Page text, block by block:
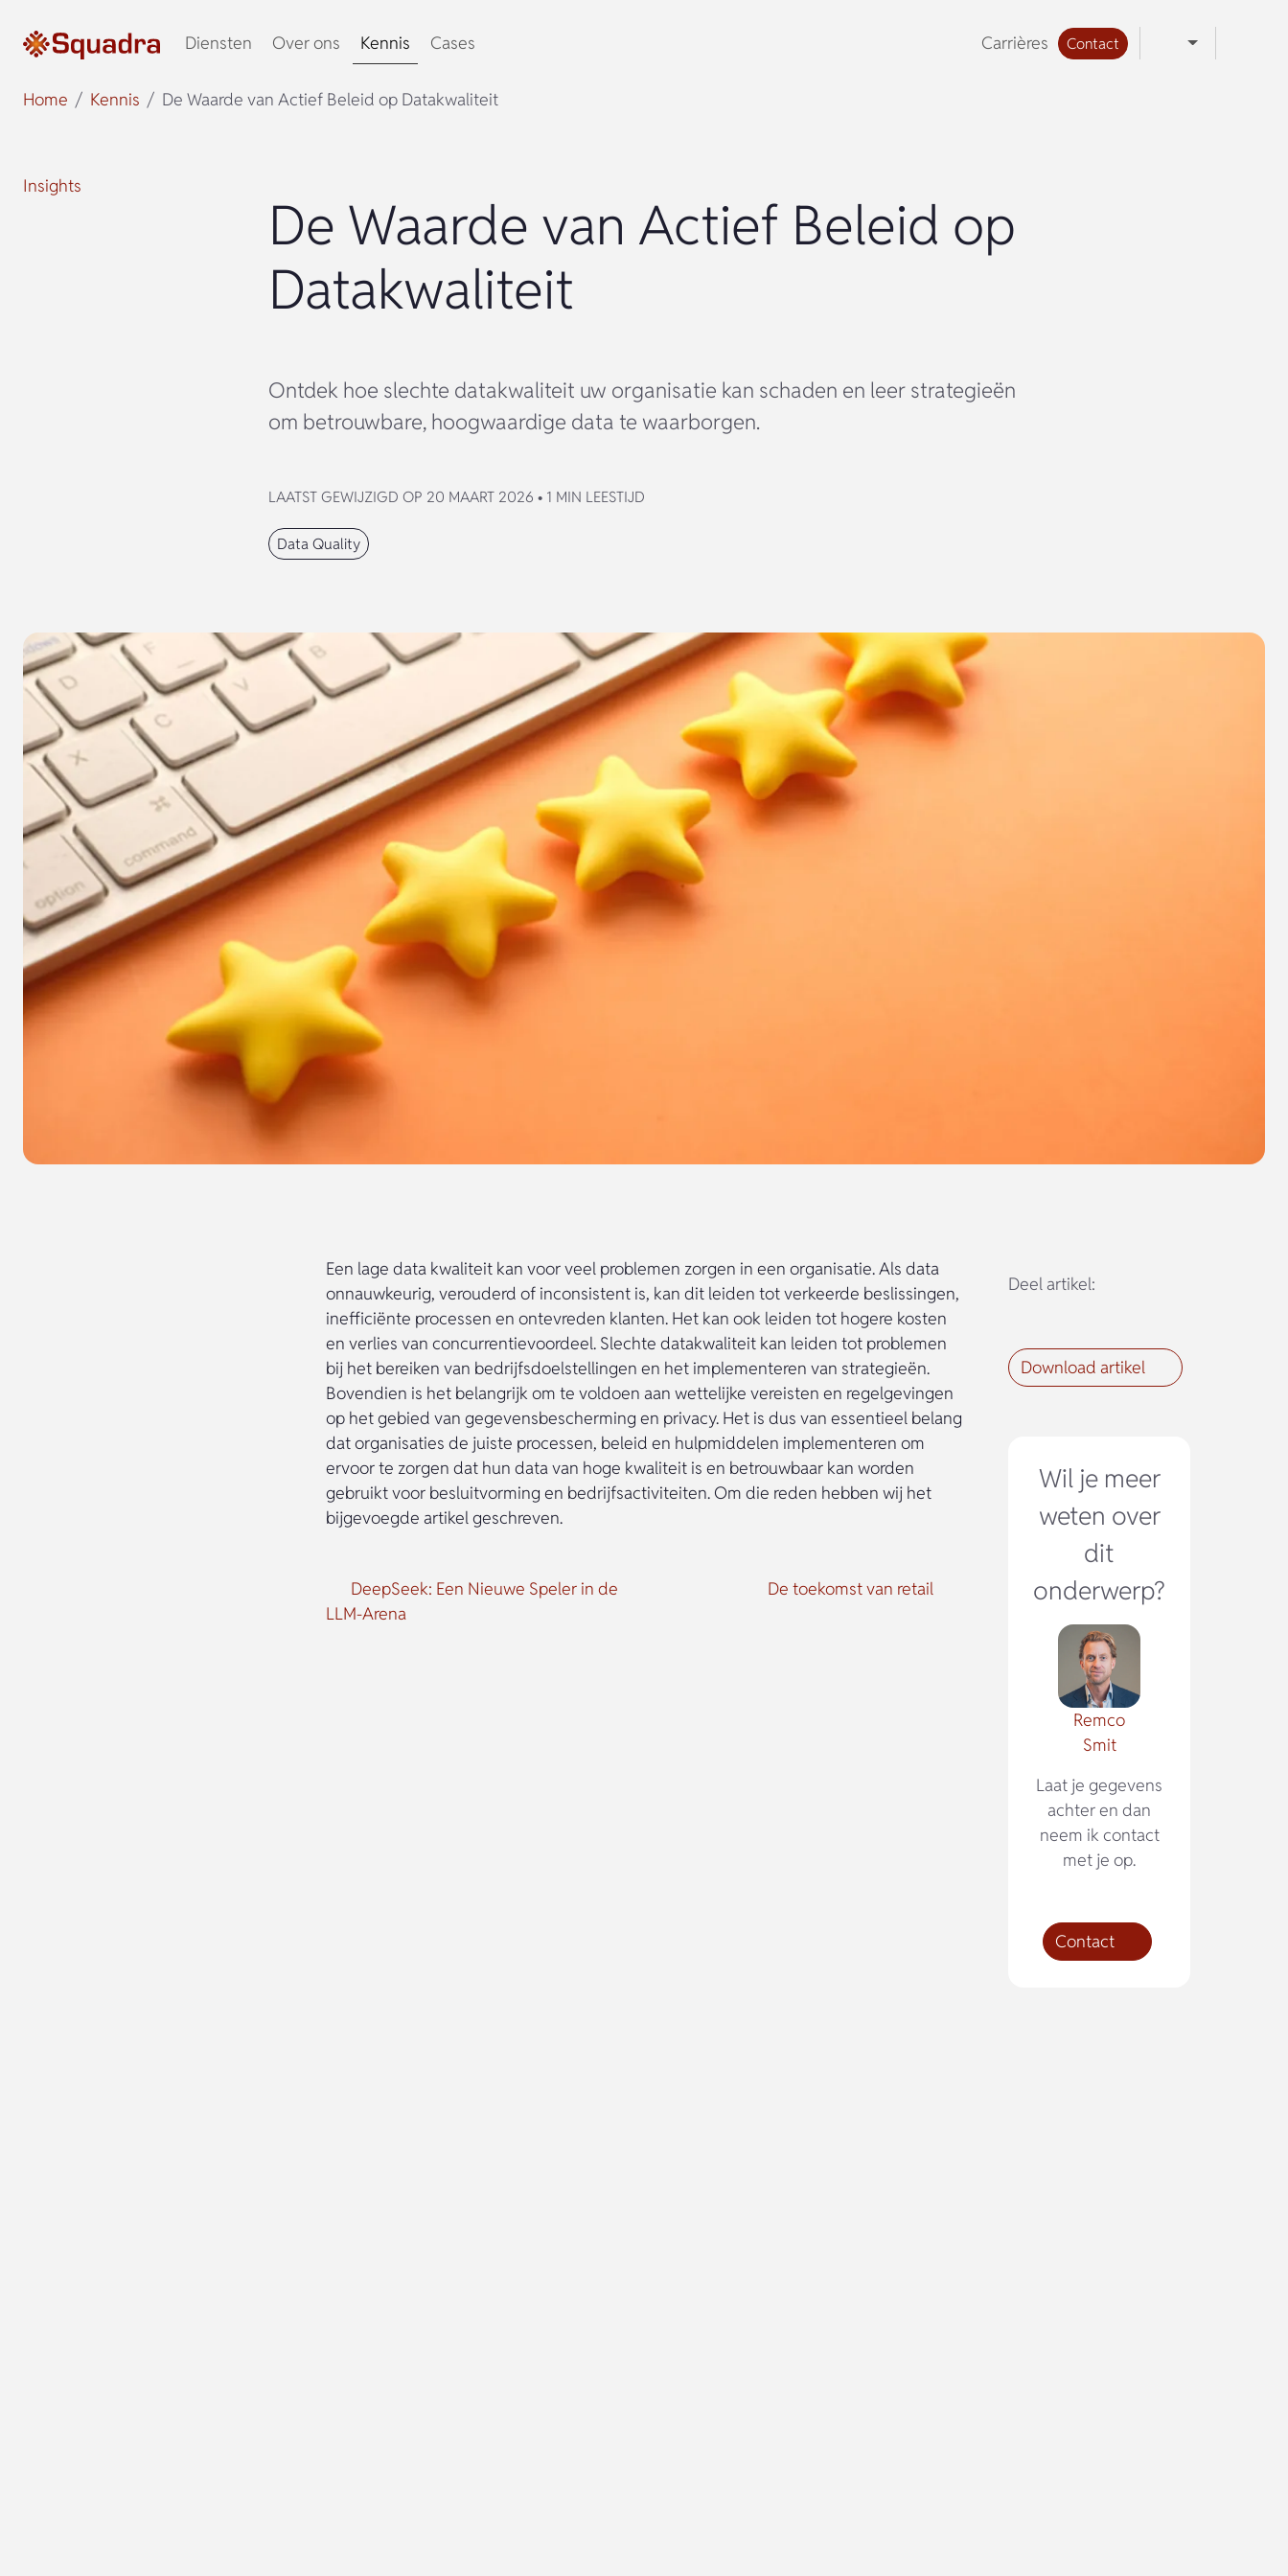
Diensten Over ons Kennis Cases Carrières Contact
Home Kennis De Waarde van Actief Beleid op Datakwaliteit
Insights
De Waarde van Actief Beleid op
Datakwaliteit
Ontdek hoe slechte datakwaliteit uw organisatie kan schaden en leer strategieën
om betrouwbare, hoogwaardige data te waarborgen.
LAATST GEWIJZIGD OP 20 MAART 2026 • 1 MIN LEESTIJD
Data Quality
Een lage data kwaliteit kan voor veel problemen zorgen in een organisatie. Als data
onnauwkeurig, verouderd of inconsistent is, kan dit leiden tot verkeerde beslissingen,
inefficiënte processen en ontevreden klanten. Het kan ook leiden tot hogere kosten
en verlies van concurrentievoordeel. Slechte datakwaliteit kan leiden tot problemen
bij het bereiken van bedrijfsdoelstellingen en het implementeren van strategieën.
Bovendien is het belangrijk om te voldoen aan wettelijke vereisten en regelgevingen
op het gebied van gegevensbescherming en privacy. Het is dus van essentieel belang
dat organisaties de juiste processen, beleid en hulpmiddelen implementeren om
ervoor te zorgen dat hun data van hoge kwaliteit is en betrouwbaar kan worden
gebruikt voor besluitvorming en bedrijfsactiviteiten. Om die reden hebben wij het
bijgevoegde artikel geschreven.
DeepSeek: Een Nieuwe Speler in de
LLM-Arena
De toekomst van retail
Deel artikel:
Download artikel
Wil je meer
weten over
dit
onderwerp?
Remco
Smit
Laat je gegevens
achter en dan
neem ik contact
met je op.
Contact